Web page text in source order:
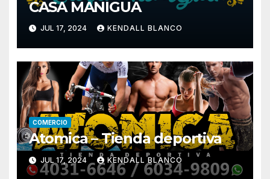
CASA MANIGUA
JUL 17, 2024 KENDALL BLANCO
COMERCIO
Atomica – Tienda deportiva
JUL 17, 2024 KENDALL BLANCO